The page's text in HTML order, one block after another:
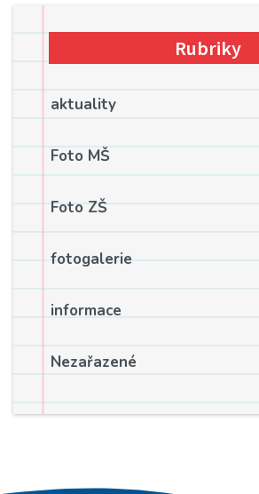
Rubriky
aktuality
Foto MŠ
Foto ZŠ
fotogalerie
informace
Nezařazené